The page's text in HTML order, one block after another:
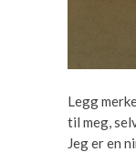
Legg
til meg,
Jeg er en